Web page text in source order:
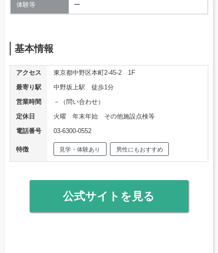
体験等 ー
基本情報
アクセス
東京都中野区本町2-45-2 1F
最寄り駅
中野坂上駅 徒歩1分
営業時間
－（問い合わせ）
定休日
火曜 年末年始 その他施設点検等
電話番号
03-6300-0552
特徴 見学・体験あり 男性にもおすすめ
公式サイトを見る